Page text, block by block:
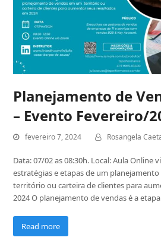
Planejamento de
– Evento Fevereiro/
fevereiro 7, 2024 Rosangela
Data: 07/02 as 08:30h. Local: Aula Online
estratégias e etapas de um
território ou carteira de clientes para
2024 O planejamento de vendas é a
Read more